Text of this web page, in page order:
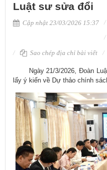
Luật sư sửa đổi
Cập nhật 23/03/2026 15:37
Sao chép địa chỉ bài viết
Ngày 21/3/2026, Đoàn
lấy ý kiến về Dự thảo chính